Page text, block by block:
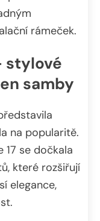
rámeček.
stylové
samby
na popularitě.
17 se dočkala
které rozšiřují
elegance,